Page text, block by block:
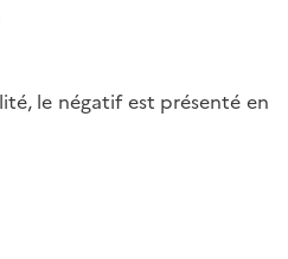
le négatif est présenté en